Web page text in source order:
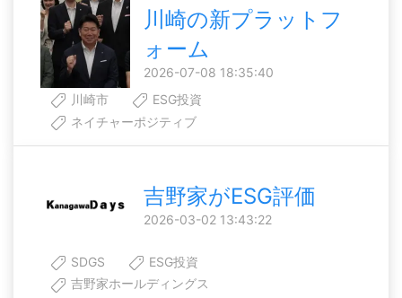
川崎の新プラットフ
ォーム
2026-07-08 18:35:40
川崎市
ESG投資
ネイチャーポジティブ
吉野家がESG評価
2026-03-02 13:43:22
SDGS
ESG投資
吉野家ホールディングス